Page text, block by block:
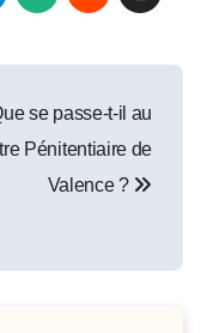
se passe-t-il au
Pénitentiaire de
Valence ?